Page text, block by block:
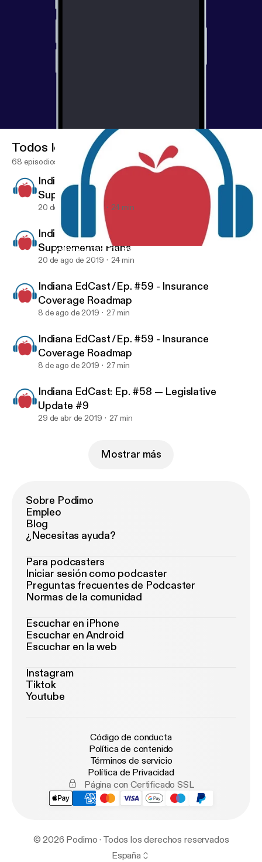
Indiana EdCast /Ep. #60 - About Medicare Supplemental Plans
IRTA INDIANA EdCAST
Todos los episodios
68 episodios
Indiana EdCast /Ep. #60 - About Medicare
Supplemental Plans
20 de ago de 2019 24 min
Indiana EdCast /Ep. #60 - About Medicare
Supplemental Plans
20 de ago de 2019 24 min
Indiana EdCast /Ep. #59 - Insurance
Coverage Roadmap
8 de ago de 2019 27 min
Indiana EdCast /Ep. #59 - Insurance
Coverage Roadmap
8 de ago de 2019 27 min
Indiana EdCast: Ep. #58 — Legislative
Update #9
29 de abr de 2019 27 min
Mostrar más
Sobre Podimo
Empleo
Blog
¿Necesitas ayuda?
Para podcasters
Iniciar sesión como podcaster
Preguntas frecuentes de Podcaster
Normas de la comunidad
Escuchar en iPhone
Escuchar en Android
Escuchar en la web
Instagram
Tiktok
Youtube
Código de conducta
Política de contenido
Términos de servicio
Política de Privacidad
Página con Certificado SSL
© 2026 Podimo · Todos los derechos reservados
España